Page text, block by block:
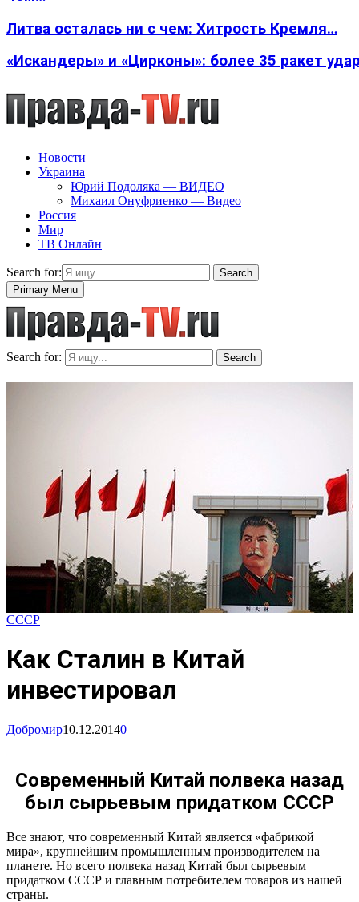
Литва осталась ни с чем: Хитрость Кремля…
«Искандеры» и «Цирконы»: более 35 ракет
Новости
Украина
Юрий Подоляка — ВИДЕО
Михаил Онуфриенко — Видео
Россия
Мир
ТВ Онлайн
Search for:
Search
Primary Menu
Search for: Search
СССР
Как Сталин в Китай
инвестировал
Добромир10.12.20140
Современный Китай полвека назад
был сырьевым придатком СССР
Все знают, что современный Китай является «фабрикой
мира», крупнейшим промышленным производителем на
планете. Но всего полвека назад Китай был сырьевым
придатком СССР и главным потребителем товаров из нашей
страны.